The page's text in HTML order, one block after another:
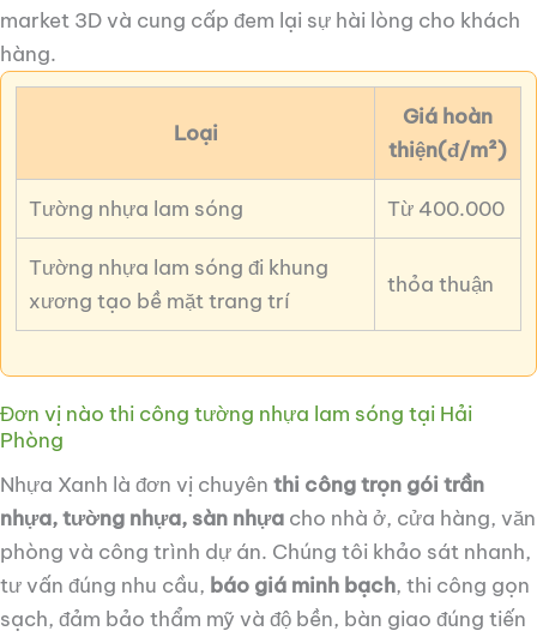
market 3D và cung cấp đem lại sự hài lòng cho khách
hàng.
Loại
Giá hoàn
thiện(đ/m²)
Tường nhựa lam sóng Từ 400.000
Tường nhựa lam sóng đi khung
xương tạo bề mặt trang trí
thỏa thuận
Đơn vị nào thi công tường nhựa lam sóng tại Hải
Phòng
Nhựa Xanh là đơn vị chuyên thi công trọn gói trần
nhựa, tường nhựa, sàn nhựa cho nhà ở, cửa hàng, văn
phòng và công trình dự án. Chúng tôi khảo sát nhanh,
tư vấn đúng nhu cầu, báo giá minh bạch, thi công gọn
sạch, đảm bảo thẩm mỹ và độ bền, bàn giao đúng tiến